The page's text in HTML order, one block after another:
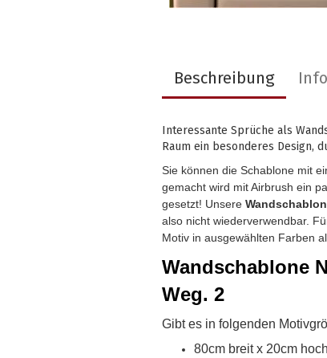
Beschreibung
Interessante Sprüche als
Raum ein besonderes Design,
Sie können die Schablone mit
gemacht wird mit Airbrush ein
gesetzt! Unsere
also nicht wiederverwendbar.
Motiv in ausgewählten Farben
Wandschablone
Weg. 2
Gibt es in folgenden
80cm breit x 20cm hoch